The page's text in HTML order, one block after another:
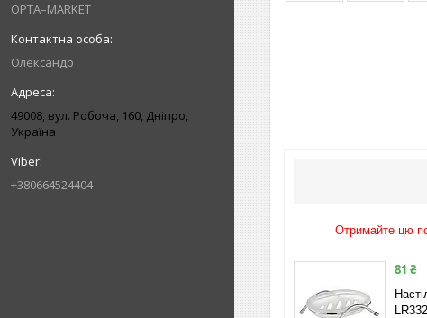
OPTA–MARKET
Олександр
49008, вул. Робоча, 160, Дніпро,
Україна
+380664524404
Отримайте цю
81 ₴